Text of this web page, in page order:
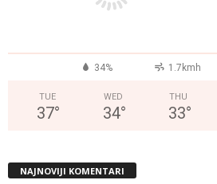
34% 1.7kmh
TUE
37°
WED
34°
THU
33°
NAJNOVIJI KOMENTARI